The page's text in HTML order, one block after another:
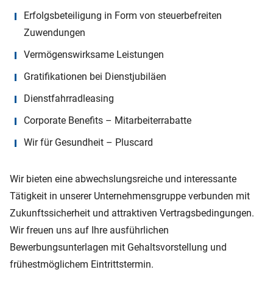
Erfolgsbeteiligung in Form von steuerbefreiten
Zuwendungen
Vermögenswirksame Leistungen
Gratifikationen bei Dienstjubiläen
Dienstfahrradleasing
Corporate Benefits – Mitarbeiterrabatte
Wir für Gesundheit – Pluscard
Wir bieten eine abwechslungsreiche und interessante
Tätigkeit in unserer Unternehmensgruppe verbunden mit
Zukunftssicherheit und attraktiven Vertragsbedingungen.
Wir freuen uns auf Ihre ausführlichen
Bewerbungsunterlagen mit Gehaltsvorstellung und
frühestmöglichem Eintrittstermin.